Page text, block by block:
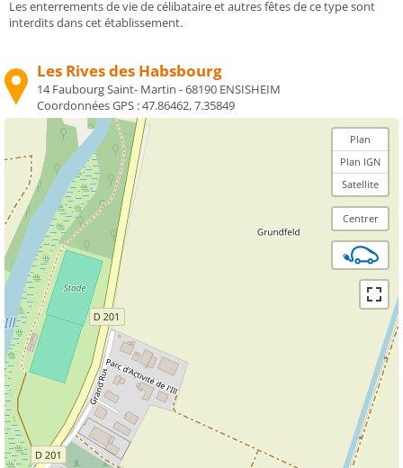
Les enterrements de vie de célibataire et autres fêtes de ce type sont
interdits dans cet établissement.
Les Rives des Habsbourg
14 Faubourg Saint- Martin - 68190 ENSISHEIM
Coordonnées GPS :47.86462, 7.35849
Plan
Plan IGN
Satellite
Centrer